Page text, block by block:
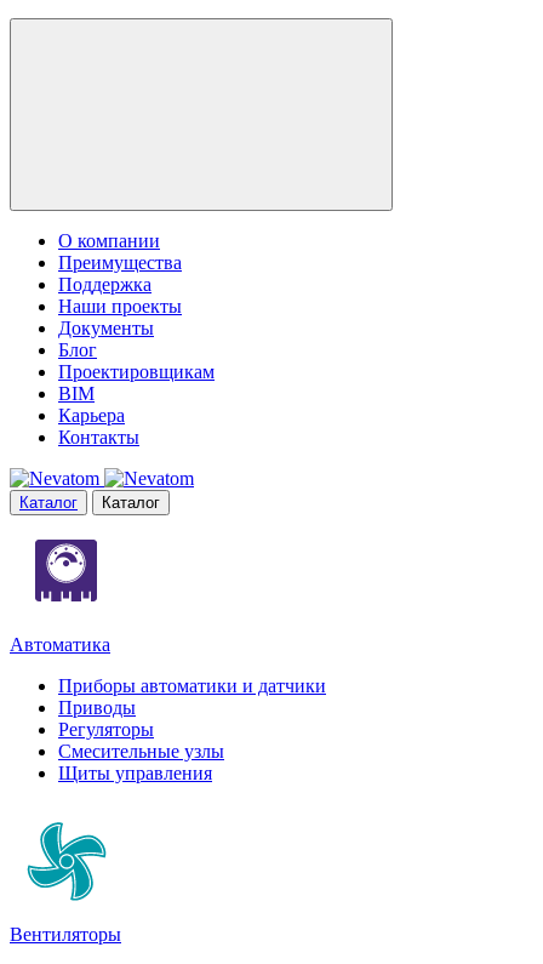
О компании
Преимущества
Поддержка
Наши проекты
Документы
Блог
Проектировщикам
BIM
Карьера
Контакты
Каталог Каталог
Автоматика
Приборы автоматики и датчики
Приводы
Регуляторы
Смесительные узлы
Щиты управления
Вентиляторы